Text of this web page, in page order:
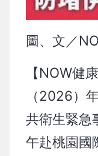
圖、文／
【NOW健
（2026）
共衛生緊急
午赴桃園國